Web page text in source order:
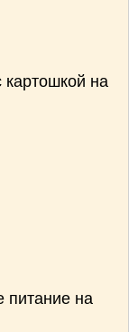
на
питание на